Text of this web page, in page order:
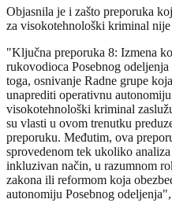
Objasnila je i zašto preporuka
za visokotehnološki kriminal
"Ključna preporuka 8: Izmena
rukovodioca Posebnog
toga, osnivanje Radne grupe
unaprediti operativnu
visokotehnološki kriminal
su vlasti u ovom trenutku
preporuku. Međutim, ova
sprovedenom tek ukoliko
inkluzivan način, u razumnom
zakona ili reformom koja
autonomiju Posebnog